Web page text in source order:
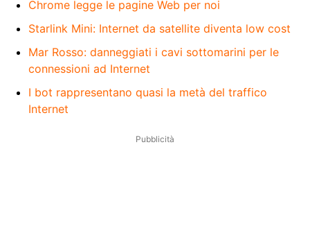
Chrome legge le pagine Web per noi
Starlink Mini: Internet da satellite diventa low cost
Mar Rosso: danneggiati i cavi sottomarini per le
connessioni ad Internet
I bot rappresentano quasi la metà del traffico
Internet
Pubblicità